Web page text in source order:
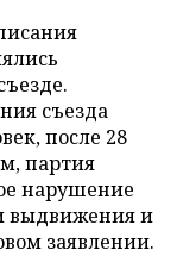
съезда
после 28
партия
нарушение
выдвижения и
заявлении.